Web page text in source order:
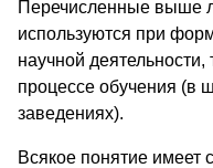
Перечисленные выше
используются при
научной
процессе обучения (в
заведениях).
Всякое понятие имеет